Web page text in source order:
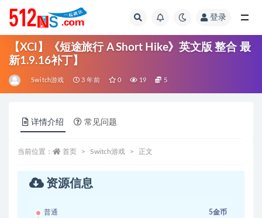
登录
【XCI】《短途旅行 A Short Hike》英文版 整合 最
新1.9.16补丁】
Switch游戏 3 年前 0 19 5
详情介绍 常见问题
当前位置： 首页 Switch游戏 正文
资源信息
普通 5金币